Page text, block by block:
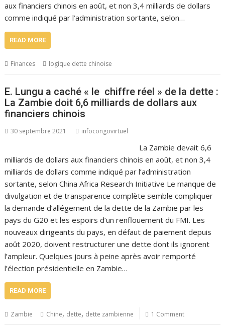
aux financiers chinois en août, et non 3,4 milliards de dollars
comme indiqué par l’administration sortante, selon…
READ MORE
Finances logique dette chinoise
E. Lungu a caché « le chiffre réel » de la dette :
La Zambie doit 6,6 milliards de dollars aux
financiers chinois
30 septembre 2021 infocongovirtuel
La Zambie devait 6,6
milliards de dollars aux financiers chinois en août, et non 3,4
milliards de dollars comme indiqué par l’administration
sortante, selon China Africa Research Initiative Le manque de
divulgation et de transparence complète semble compliquer
la demande d’allégement de la dette de la Zambie par les
pays du G20 et les espoirs d’un renflouement du FMI. Les
nouveaux dirigeants du pays, en défaut de paiement depuis
août 2020, doivent restructurer une dette dont ils ignorent
l’ampleur. Quelques jours à peine après avoir remporté
l’élection présidentielle en Zambie…
READ MORE
Zambie Chine, dette, dette zambienne 1 Comment